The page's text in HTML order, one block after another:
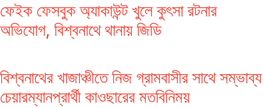
ফেইক ফেসবুক অ্যাকাউন্ট খুলে কুৎসা রটনার
অভিযোগ, বিশ্বনাথে থানায় জিডি
বিশ্বনাথের খাজাঞ্চীতে নিজ গ্রামবাসীর সাথে সম্ভাব্য
চেয়ারম্যানপ্রার্থী কাওছারের মতবিনিময়